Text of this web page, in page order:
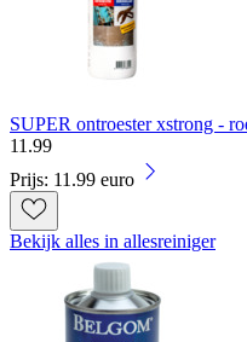
SUPER ontroester xstrong -
11.99
Prijs: 11.99 euro
Bekijk alles in allesreiniger